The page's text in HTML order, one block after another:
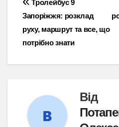
Навігація
записів
Тролейбус 9
Запоріжжя: розклад
руху, маршрут та все, що
потрібно знати
Від